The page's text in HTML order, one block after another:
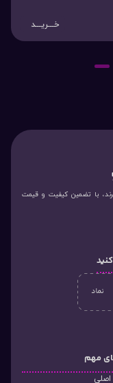
خـــریـــد
5
با تضمین کیفیت و قیمت
مهم